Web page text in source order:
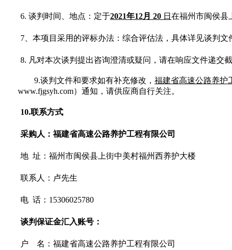
6. 谈判时间、地点：定于2021年12月 20 日 在福州市闽侯县
7 本项目采用的评标办法： 综合评估法，具体详见谈判文
8. 凡对本次谈判提出咨询澄清或疑问，请在响应文件递交
9.谈判文件和要求如有补充修改， 福建省高速公路养护
www.fjgsyh.com）通知，请供应商自行关注。
10.联系方式
采购人：福建省高速公路养护工程有限公司
地 址：福州市闽侯县上街中美村福州西养护大楼
联系人： 卢先生
电 话：15306025780
谈判保证金汇入账号：
户 名：福建省高速公路养护工程有限公司